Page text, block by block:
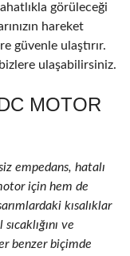
görüleceği
hareket
güvenle ulaştırır.
ulaşabilirsiniz.
MOTOR
empedans, hatalı
için hem de
kısalıklar
ve
benzer biçimde